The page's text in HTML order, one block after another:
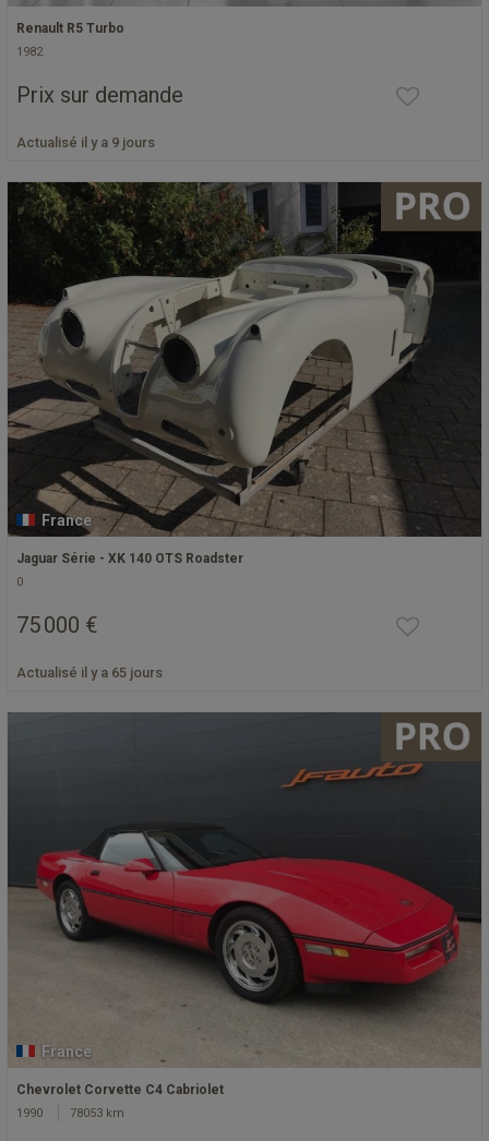
Renault R5 Turbo
1982
Prix sur demande
Actualisé il y a 9 jours
France
Jaguar Série - XK 140 OTS Roadster
0
75 000 €
Actualisé il y a 65 jours
France
Chevrolet Corvette C4 Cabriolet
1990 78053 km